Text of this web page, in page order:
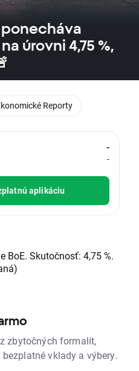
ponecháva
úrovni 4,75 %,
-
-
aplikáciu
BoE. Skutočnosť: 4,75 %.
zbytočných formalít,
vklady a výbery.
Reporty